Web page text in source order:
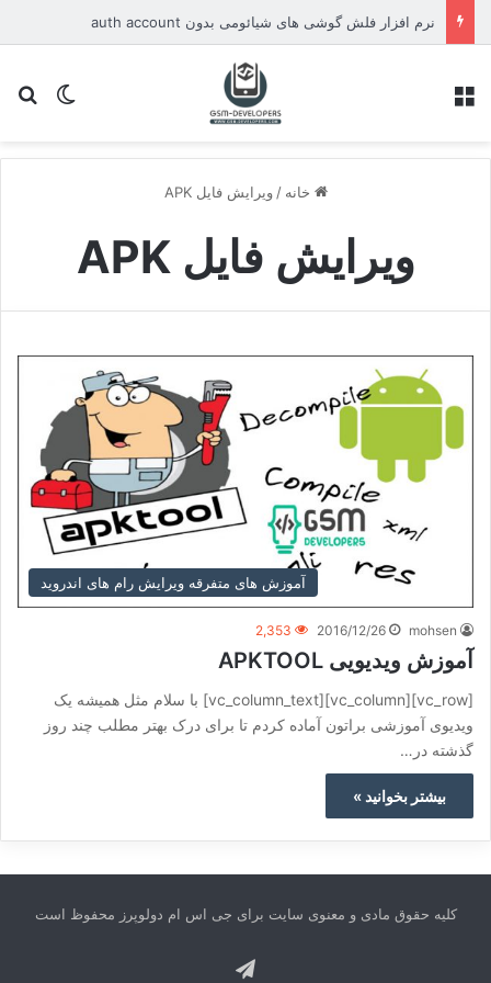
نرم افزار فلش گوشی های شیائومی بدون auth account
تغییر
خانه / ویرایش فایل APK
ویرایش فایل APK
آموزش های متفرقه ویرایش رام های اندروید
mohsen
2016/12/26
2,353
آموزش ویدیویی APKTOOL
[vc_row][vc_column][vc_column_text] با سلام مثل همیشه یک
ویدیوی آموزشی براتون آماده کردم تا برای درک بهتر مطلب چند روز
گذشته در…
بیشتر بخوانید »
کلیه حقوق مادی و معنوی سایت برای جی اس ام دولوپرز محفوظ است
تلگرام